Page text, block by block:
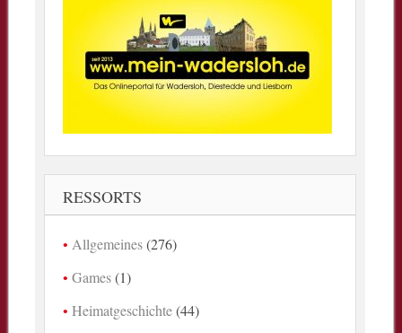
RESSORTS
Allgemeines(276)
Games(1)
Heimatgeschichte(44)